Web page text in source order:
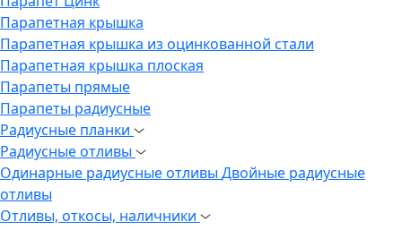
Парапетная крышка
Парапетная крышка из оцинкованной стали
Парапетная крышка плоская
Парапеты прямые
Парапеты радиусные
Радиусные планки
Радиусные отливы
Одинарные радиусные отливы Двойные радиусные
отливы
Отливы, откосы, наличники